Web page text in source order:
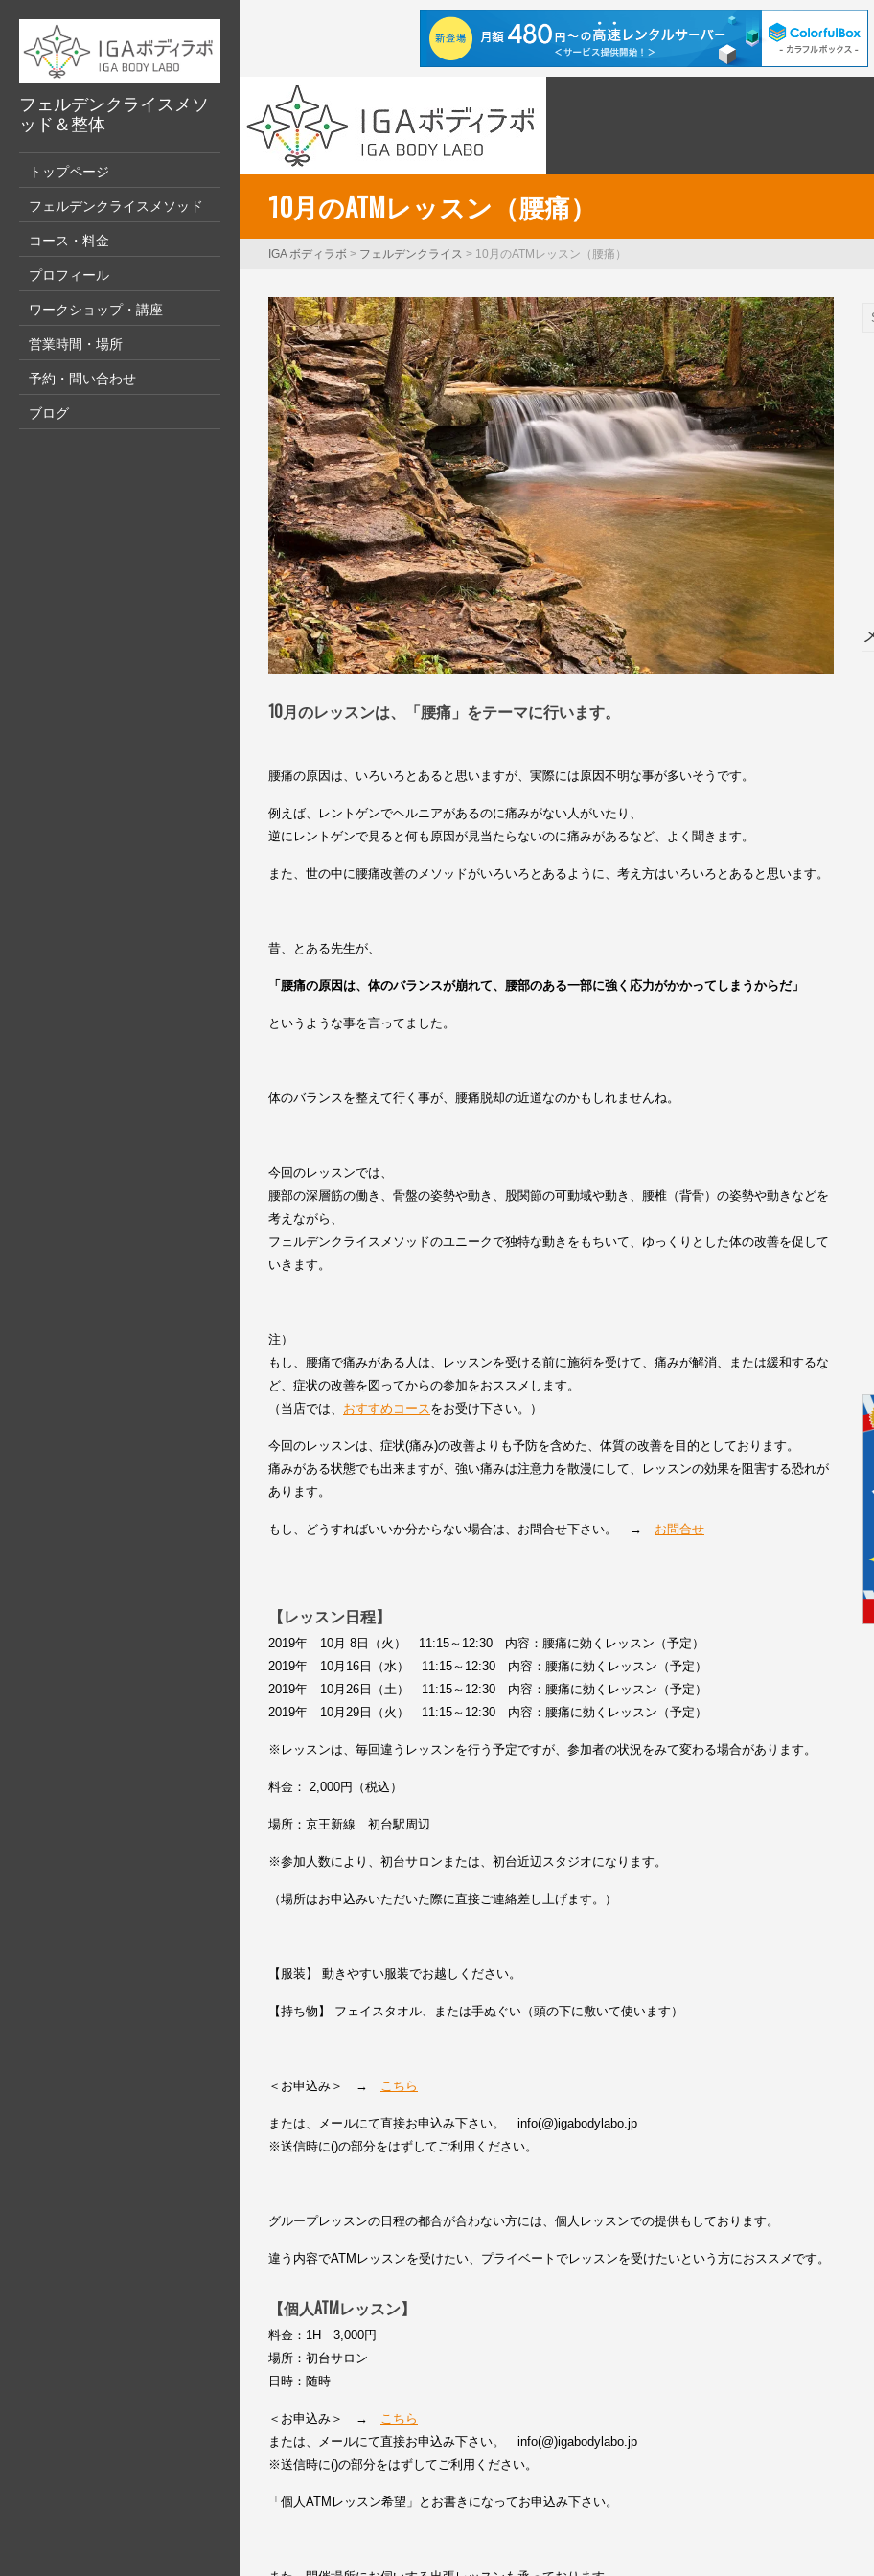
フェルデンクライスメソ
ッド＆整体
トップページ
フェルデンクライスメソッド
コース・料金
プロフィール
ワークショップ・講座
営業時間・場所
予約・問い合わせ
ブログ
10月のATMレッスン（腰痛）
IGA ボディラボ > フェルデンクライス > 10月のATMレッスン（腰痛）
10月のレッスンは、 「腰痛」 をテーマに行います。
腰痛の原因は、いろいろとあると思いますが、実際には原因不明な事が多いそうです。
例えば、レントゲンでヘルニアがあるのに痛みがない人がいたり、
逆にレントゲンで見ると何も原因が見当たらないのに痛みがあるなど、よく聞きます。
また、世の中に腰痛改善のメソッドがいろいろとあるように、考え方はいろいろとあると思います。
昔、とある先生が、
「腰痛の原因は、体のバランスが崩れて、腰部のある一部に強く応力がかかってしまうからだ」
というような事を言ってました。
体のバランスを整えて行く事が、腰痛脱却の近道なのかもしれませんね。
今回のレッスンでは、
腰部の深層筋の働き、骨盤の姿勢や動き、股関節の可動域や動き、腰椎（背骨）の姿勢や動きなどを
考えながら、
フェルデンクライスメソッドのユニークで独特な動きをもちいて、ゆっくりとした体の改善を促して
いきます。
注）
もし、腰痛で痛みがある人は、レッスンを受ける前に施術を受けて、痛みが解消、または緩和するな
ど、症状の改善を図ってからの参加をおススメします。
（当店では、 おすすめコース をお受け下さい。）
今回のレッスンは、症状(痛み)の改善よりも予防を含めた、体質の改善を目的としております。
痛みがある状態でも出来ますが、強い痛みは注意力を散漫にして、レッスンの効果を阻害する恐れが
あります。
もし、どうすればいいか分からない場合は、お問合せ下さい。 → お問合せ
【レッスン日程】
2019年 10月 8日（火） 11:15～12:30 内容：腰痛に効くレッスン（予定）
2019年 10月16日（水） 11:15～12:30 内容：腰痛に効くレッスン（予定）
2019年 10月26日（土） 11:15～12:30 内容：腰痛に効くレッスン（予定）
2019年 10月29日（火） 11:15～12:30 内容：腰痛に効くレッスン（予定）
※レッスンは、毎回違うレッスンを行う予定ですが、参加者の状況をみて変わる場合があります。
料金： 2,000円（税込）
場所：京王新線 初台駅周辺
※参加人数により、初台サロンまたは、初台近辺スタジオになります。
（場所はお申込みいただいた際に直接ご連絡差し上げます。）
【服装】 動きやすい服装でお越しください。
【持ち物】 フェイスタオル、または手ぬぐい（頭の下に敷いて使います）
＜お申込み＞ → こちら
または、メールにて直接お申込み下さい。 info(@)igabodylabo.jp
※送信時に()の部分をはずしてご利用ください。
グループレッスンの日程の都合が合わない方には、個人レッスンでの提供もしております。
違う内容でATMレッスンを受けたい、プライベートでレッスンを受けたいという方におススメです。
【個人ATMレッスン】
料金：1H 3,000円
場所：初台サロン
日時：随時
＜お申込み＞ →
こちら
または、メールにて直接お申込み下さい。 info(@)igabodylabo.jp
※送信時に()の部分をはずしてご利用ください。
「個人ATMレッスン希望」とお書きになってお申込み下さい。